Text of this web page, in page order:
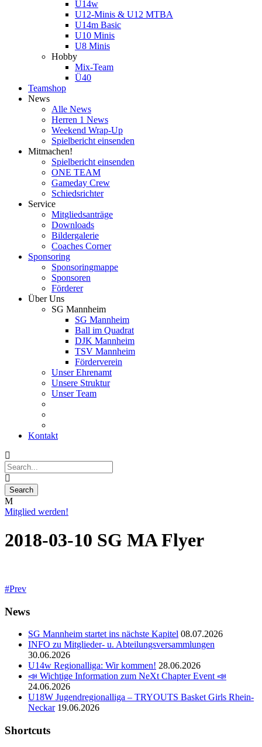
U14w
U12-Minis & U12 MTBA
U14m Basic
U10 Minis
U8 Minis
Hobby
Mix-Team
Ü40
Teamshop
News
Alle News
Herren 1 News
Weekend Wrap-Up
Spielbericht einsenden
Mitmachen!
Spielbericht einsenden
ONE TEAM
Gameday Crew
Schiedsrichter
Service
Mitgliedsanträge
Downloads
Bildergalerie
Coaches Corner
Sponsoring
Sponsoringmappe
Sponsoren
Förderer
Über Uns
SG Mannheim
SG Mannheim
Ball im Quadrat
DJK Mannheim
TSV Mannheim
Förderverein
Unser Ehrenamt
Unsere Struktur
Unser Team
Kontakt
Mitglied werden!
2018-03-10 SG MA Flyer
Prev
News
SG Mannheim startet ins nächste Kapitel 08.07.2026
INFO zu Mitglieder- u. Abteilungsversammlungen
30.06.2026
U14w Regionalliga: Wir kommen! 28.06.2026
📣 Wichtige Information zum NeXt Chapter Event 📣
24.06.2026
U18W Jugendregionalliga – TRYOUTS Basket Girls Rhein-
Neckar 19.06.2026
Shortcuts